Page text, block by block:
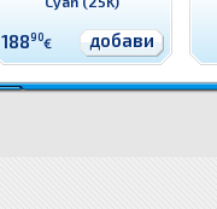
18890€ добави